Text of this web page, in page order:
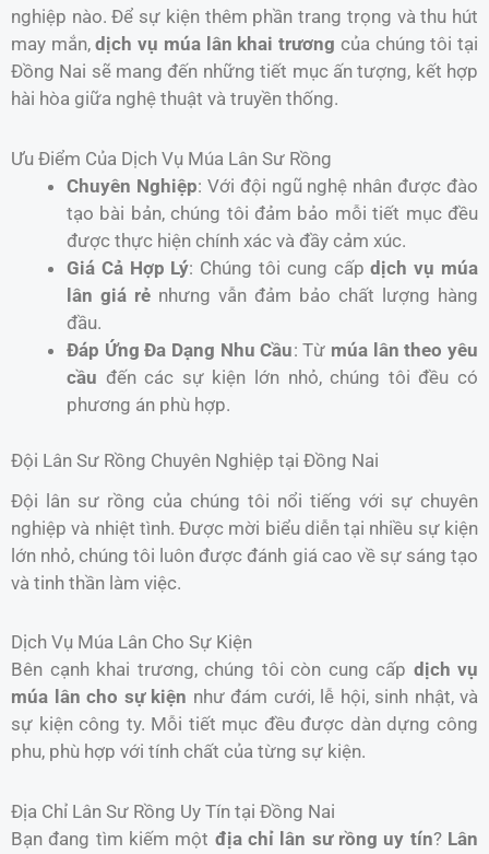
nghiệp nào. Để sự kiện thêm phần trang trọng và thu hút
may mắn,dịch vụ múa lân khai trương của chúng tôi tại
Đồng Nai sẽ mang đến những tiết mục ấn tượng, kết hợp
hài hòa giữa nghệ thuật và truyền thống.
Ưu Điểm Của Dịch Vụ Múa Lân Sư Rồng
Chuyên Nghiệp: Với đội ngũ nghệ nhân được đào
tạo bài bản, chúng tôi đảm bảo mỗi tiết mục đều
được thực hiện chính xác và đầy cảm xúc.
Giá Cả Hợp Lý: Chúng tôi cung cấpdịch vụ múa
lân giá rẻ nhưng vẫn đảm bảo chất lượng hàng
đầu.
Đáp Ứng Đa Dạng Nhu Cầu: Từ múa lân theo yêu
cầu đến các sự kiện lớn nhỏ, chúng tôi đều có
phương án phù hợp.
Đội Lân Sư Rồng Chuyên Nghiệp tại Đồng Nai
Đội lân sư rồng của chúng tôi nổi tiếng với sự chuyên
nghiệp và nhiệt tình. Được mời biểu diễn tại nhiều sự kiện
lớn nhỏ, chúng tôi luôn được đánh giá cao về sự sáng tạo
và tinh thần làm việc.
Dịch Vụ Múa Lân Cho Sự Kiện
Bên cạnh khai trương, chúng tôi còn cung cấp dịch vụ
múa lân cho sự kiện như đám cưới, lễ hội, sinh nhật, và
sự kiện công ty. Mỗi tiết mục đều được dàn dựng công
phu, phù hợp với tính chất của từng sự kiện.
Địa Chỉ Lân Sư Rồng Uy Tín tại Đồng Nai
Bạn đang tìm kiếm một địa chỉ lân sư rồng uy tín? Lân